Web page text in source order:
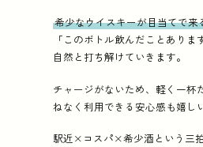
希少なウイスキーが目当てで来
「このボトル飲んだことありま
自然と打ち解けていきます。
チャージがないため、軽く一杯
ねなく利用できる安心感も嬉し
駅近×コスパ×希少酒という三